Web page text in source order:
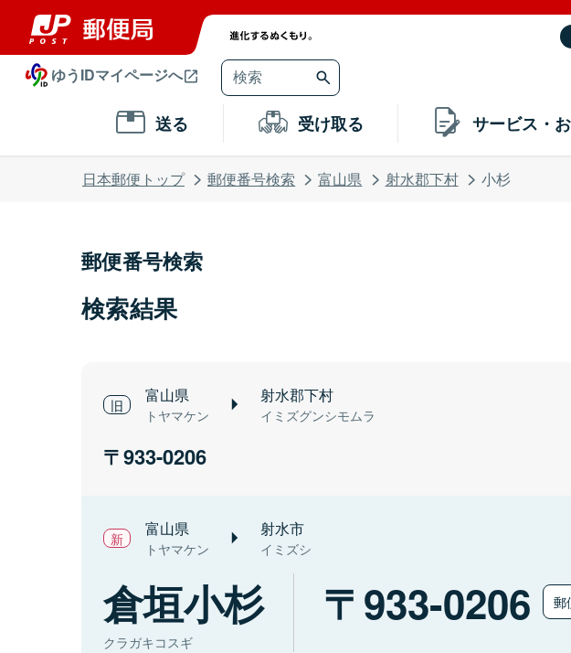
ゆうIDマイページへ
送る 受け取る サービス・
日本郵便トップ 郵便番号検索 富山県 射水郡下村 小杉
郵便番号検索
検索結果
富山県
トヤマケン
射水郡下村
イミズグンシモムラ
933-0206
富山県
トヤマケン
射水市
イミズシ
倉垣小杉
クラガキコスギ
933-0206 郵